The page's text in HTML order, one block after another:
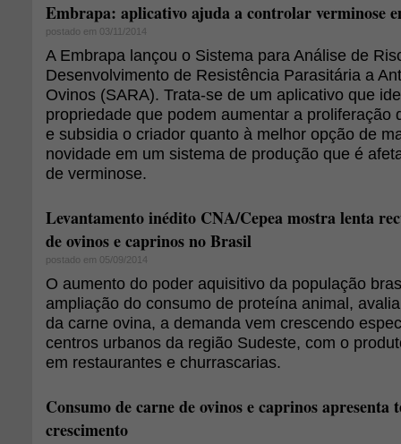
Embrapa: aplicativo ajuda a controlar verminose
postado em 03/11/2014
A Embrapa lançou o Sistema para Análise de
Desenvolvimento de Resistência Parasitária a
Ovinos (SARA). Trata-se de um aplicativo que
propriedade que podem aumentar a proliferação
e subsidia o criador quanto à melhor opção de
novidade em um sistema de produção que é
de verminose.
Levantamento inédito CNA/Cepea mostra lenta
de ovinos e caprinos no Brasil
postado em 05/09/2014
O aumento do poder aquisitivo da população
ampliação do consumo de proteína animal,
da carne ovina, a demanda vem crescendo
centros urbanos da região Sudeste, com o
em restaurantes e churrascarias.
Consumo de carne de ovinos e caprinos apresenta
crescimento